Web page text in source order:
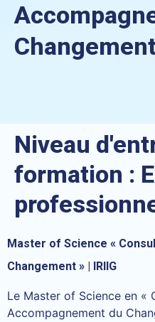
Niveau
formation :
Master of Science «
Changement » | IRIIG
Le Master of Science en «
Accompagnement du